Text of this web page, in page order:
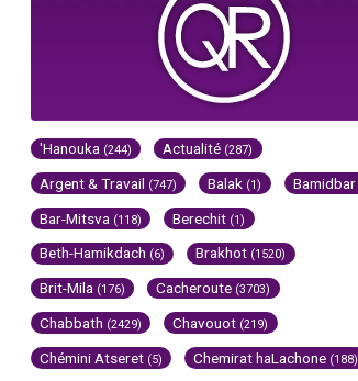
'Hanouka (244) Actualité (287)
Argent & Travail (747) Balak (1) Bamidbar
Bar-Mitsva (118) Berechit (1)
Beth-Hamikdach (6) Brakhot (1520)
Brit-Mila (176) Cacheroute (3703)
Chabbath (2429) Chavouot (219)
Chémini Atseret (5) Chemirat haLachone (188)